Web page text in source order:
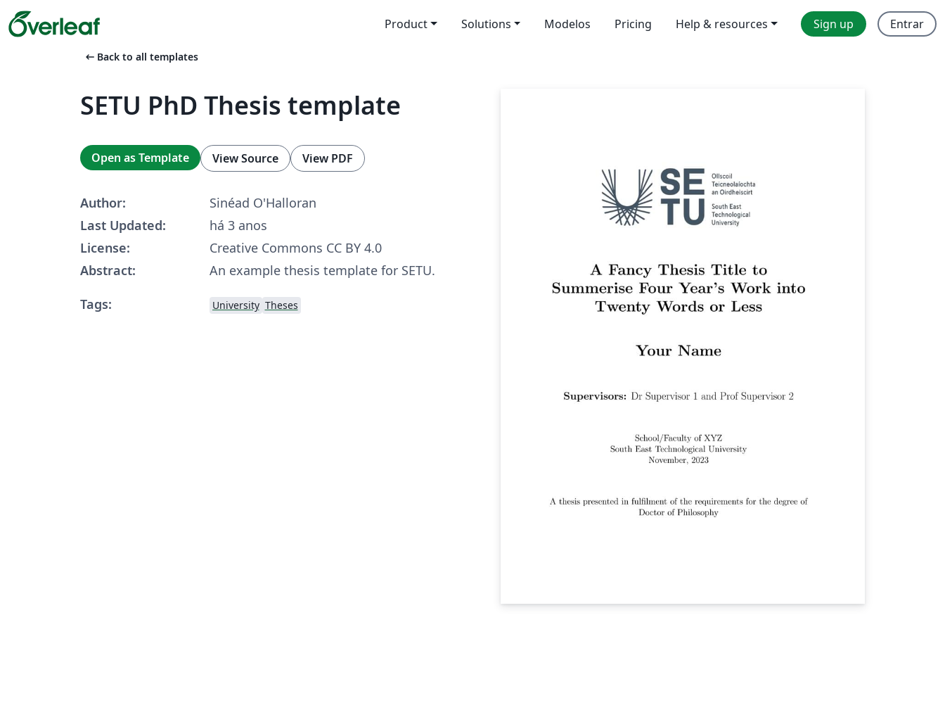
Product Solutions Modelos Pricing Help & resources Sign up Entrar
arrow_left_alt Back to all templates
SETU PhD Thesis template
Open as Template View Source View PDF
Author:
Sinéad O'Halloran
Last Updated:
há 3 anos
License:
Creative Commons CC BY 4.0
Abstract:
An example thesis template for SETU.
Tags:
University Theses